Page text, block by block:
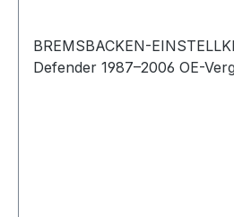
BREMSBACKEN-
Defender 1987–2006 OE-